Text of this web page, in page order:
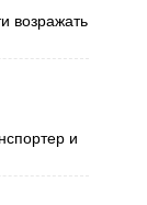
возражать
и